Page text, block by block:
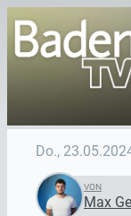
Do.,
VON
Max